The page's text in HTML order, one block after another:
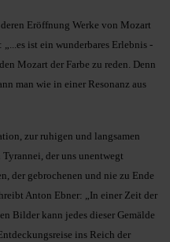
Eröffnung Werke von Mozart
ist ein wunderbares Erlebnis -
Mozart der Farbe zu reden. Denn
man wie in einer Resonanz aus
zur ruhigen und langsamen
der uns unentwegt
der gebrochenen und nie zu Ende
Anton Ebner: „In einer Zeit der
Bilder kann jedes dieser Gemälde
ins Reich der